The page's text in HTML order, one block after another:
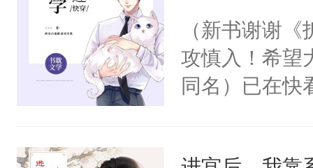
（新书谢谢
攻慎入！希望
同名）已在快